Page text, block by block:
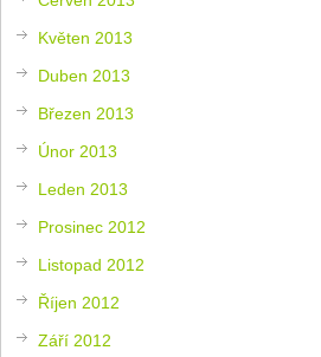
Květen 2013
Duben 2013
Březen 2013
Únor 2013
Leden 2013
Prosinec 2012
Listopad 2012
Říjen 2012
Září 2012